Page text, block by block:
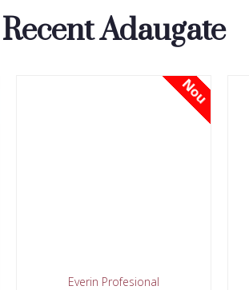
Recent Adaugate
Nou
Everin Profesional